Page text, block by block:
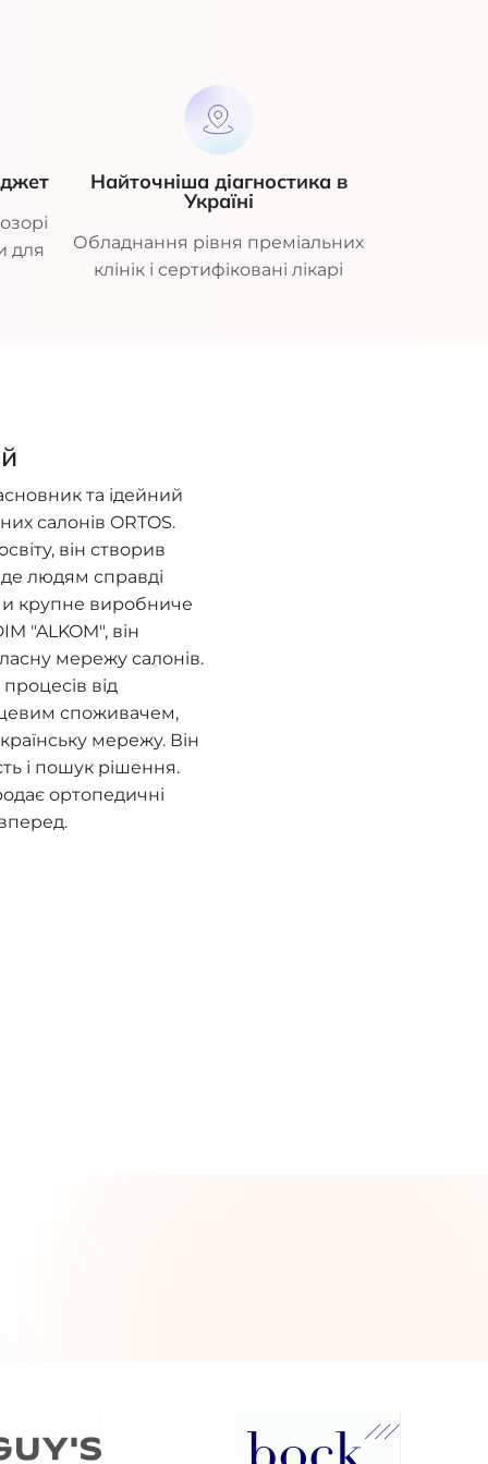
для
Найточніша діагностика в
Україні
Обладнання рівня преміальних
клінік і сертифіковані лікарі
та ідейний
салонів ORTOS.
він створив
де людям справді
крупне виробниче
"ALKOM", він
мережу салонів.
від
споживачем,
мережу. Він
і пошук рішення.
ортопедичні